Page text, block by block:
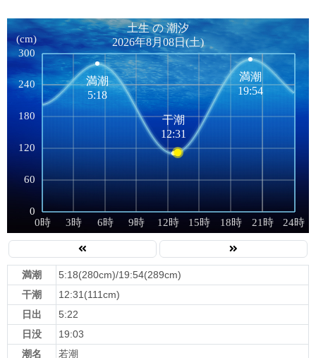
満潮
5:18(280cm)/19:54(289cm)
干潮
12:31(111cm)
日出
5:22
日没
19:03
潮名
若潮